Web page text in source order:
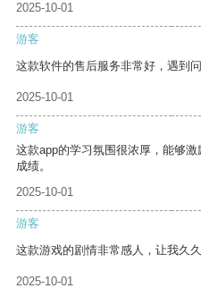
2025-10-01
游客
这款软件的售后服务非常好，遇到
2025-10-01
游客
这款app的学习氛围很浓厚，能够
成绩。
2025-10-01
游客
这款游戏的剧情非常感人，让我久久
2025-10-01